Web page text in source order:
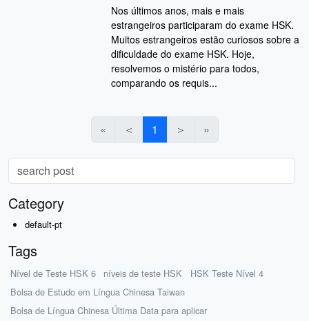
Nos últimos anos, mais e mais
estrangeiros participaram do exame HSK.
Muitos estrangeiros estão curiosos sobre a
dificuldade do exame HSK. Hoje,
resolvemos o mistério para todos,
comparando os requis...
« ＜ 1 ＞ »
Category
default-pt
Tags
Nível de Teste HSK 6 níveis de teste HSK
HSK Teste Nível 4
Bolsa de Estudo em Língua Chinesa Taiwan
Bolsa de Língua Chinesa Última Data para aplicar